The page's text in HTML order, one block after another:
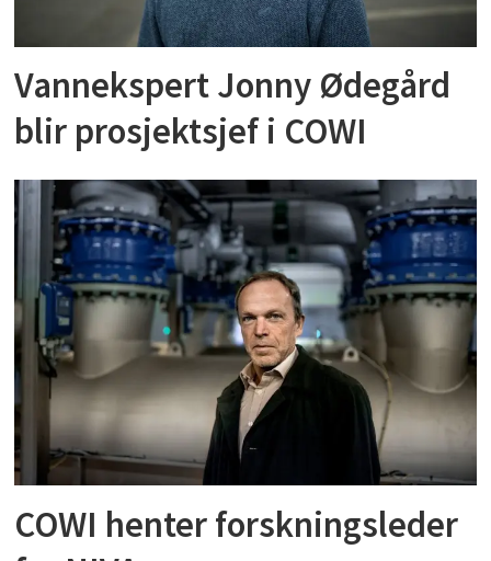
Vannekspert Jonny Ødegård
blir prosjektsjef i COWI
COWI henter forskningsleder